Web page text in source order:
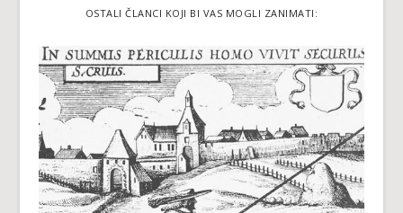
OSTALI ČLANCI KOJI BI VAS MOGLI ZANIMATI: